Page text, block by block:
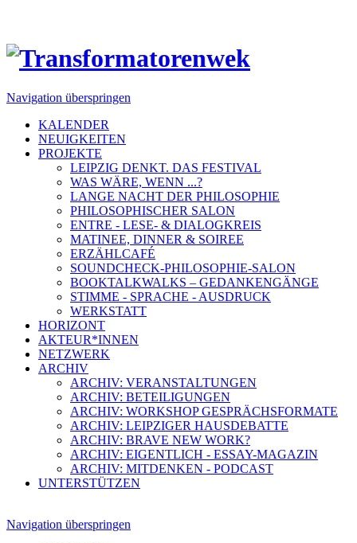
Navigation überspringen
KALENDER
NEUIGKEITEN
PROJEKTE
LEIPZIG DENKT. DAS FESTIVAL
WAS WÄRE, WENN ...?
LANGE NACHT DER PHILOSOPHIE
PHILOSOPHISCHER SALON
ENTRE - LESE- & DIALOGKREIS
MATINEE, DINNER & SOIREE
ERZÄHLCAFÉ
SOUNDCHECK-PHILOSOPHIE-SALON
BOOKTALKWALKS – GEDANKENGÄNGE
STIMME - SPRACHE - AUSDRUCK
WERKSTATT
HORIZONT
AKTEUR*INNEN
NETZWERK
ARCHIV
ARCHIV: VERANSTALTUNGEN
ARCHIV: BETEILIGUNGEN
ARCHIV: WORKSHOP GESPRÄCHSFORMATE
ARCHIV: LEIPZIGER HAUSDEBATTE
ARCHIV: BRAVE NEW WORK?
ARCHIV: EIGENTLICH - ESSAY-MAGAZIN
ARCHIV: MITDENKEN - PODCAST
UNTERSTÜTZEN
Navigation überspringen